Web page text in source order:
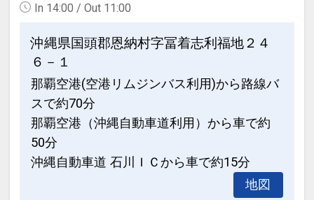
In 14:00 / Out 11:00
沖縄県国頭郡恩納村字冨着志利福地２４
６－１
那覇空港(空港リムジンバス利用)から路線バ
スで約70分
那覇空港（沖縄自動車道利用）から車で約
50分
沖縄自動車道 石川ＩＣから車で約15分
地図